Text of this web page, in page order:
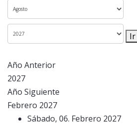
Ir
Año Anterior
2027
Año Siguiente
Febrero 2027
Sábado, 06. Febrero 2027